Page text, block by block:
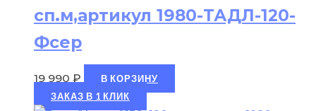
сп.м,артикул 1980-ТАДЛ-120-
Фсер
19 990 ₽
В КОРЗИНУ
ЗАКАЗ В 1 КЛИК